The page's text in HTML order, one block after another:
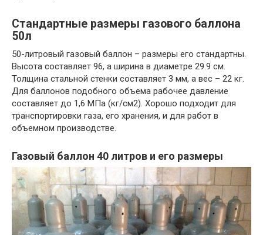
Стандартные размеры газового баллона
50л
50-литровый газовый баллон – размеры его стандартны.
Высота составляет 96, а ширина в диаметре 29.9 см.
Толщина стальной стенки составляет 3 мм, а вес – 22 кг.
Для баллонов подобного объема рабочее давление
составляет до 1,6 МПа (кг/см2). Хорошо подходит для
транспортировки газа, его хранения, и для работ в
объемном производстве.
Газовый баллон 40 литров и его размеры